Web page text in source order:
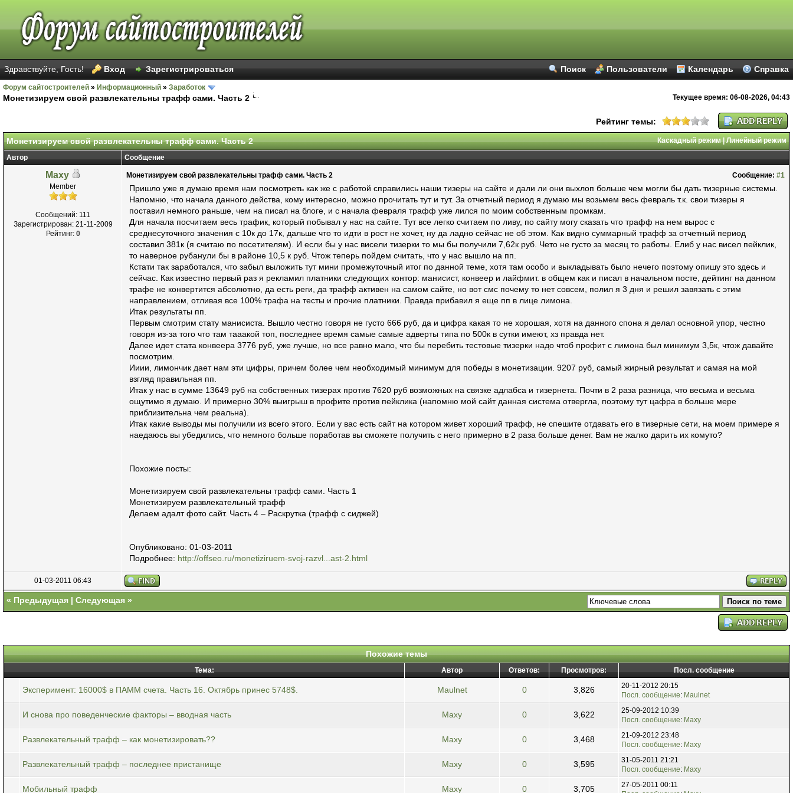
Поиск Пользователи Календарь Справка
Здравствуйте, Гость! Вход Зарегистрироваться
Форум сайтостроителей » Информационный » Заработок
Монетизируем свой развлекательны трафф сами. Часть 2 Текущее время: 06-08-2026, 04:43
Рейтинг темы:
Каскадный режим|Линейный режим
Монетизируем свой развлекательны трафф сами. Часть 2
Автор Сообщение
Maxy
Member
Сообщений: 111
Зарегистрирован: 21-11-2009
Рейтинг: 0
Сообщение: #1
Монетизируем свой развлекательны трафф сами. Часть 2
Пришло уже я думаю время нам посмотреть как же с работой справились наши тизеры на сайте и дали ли они выхлоп больше чем могли бы дать тизерные системы.
Напомню, что начала данного действа, кому интересно, можно прочитать тут и тут. За отчетный период я думаю мы возьмем весь февраль т.к. свои тизеры я
поставил немного раньше, чем на писал на блоге, и с начала февраля трафф уже лился по моим собственным промкам.
Для начала посчитаем весь трафик, который побывал у нас на сайте. Тут все легко считаем по ливу, по сайту могу сказать что трафф на нем вырос с
среднесуточного значения с 10к до 17к, дальше что то идти в рост не хочет, ну да ладно сейчас не об этом. Как видно суммарный трафф за отчетный период
составил 381к (я считаю по посетителям). И если бы у нас висели тизерки то мы бы получили 7,62к руб. Чето не густо за месяц то работы. Елиб у нас висел пейклик,
то наверное рубанули бы в районе 10,5 к руб. Чтож теперь пойдем считать, что у нас вышло на пп.
Кстати так заработался, что забыл выложить тут мини промежуточный итог по данной теме, хотя там особо и выкладывать было нечего поэтому опишу это здесь и
сейчас. Как известно первый раз я рекламил платники следующих контор: манисист, конвеер и лайфмит. в общем как и писал в начальном посте, дейтинг на данном
трафе не конвертится абсолютно, да есть реги, да трафф активен на самом сайте, но вот смс почему то нет совсем, полил я 3 дня и решил завязать с этим
направлением, отливая все 100% трафа на тесты и прочие платники. Правда прибавил я еще пп в лице лимона.
Итак результаты пп.
Первым смотрим стату манисиста. Вышло честно говоря не густо 666 руб, да и цифра какая то не хорошая, хотя на данного спона я делал основной упор, честно
говоря из-за того что там тааакой топ, последнее время самые самые адверты типа по 500к в сутки имеют, хз правда нет.
Далее идет стата конвеера 3776 руб, уже лучше, но все равно мало, что бы перебить тестовые тизерки надо чтоб профит с лимона был минимум 3,5к, чтож давайте
посмотрим.
Ииии, лимончик дает нам эти цифры, причем более чем необходимый минимум для победы в монетизации. 9207 руб, самый жирный результат и самая на мой
взгляд правильная пп.
Итак у нас в сумме 13649 руб на собственных тизерах против 7620 руб возможных на связке адлабса и тизернета. Почти в 2 раза разница, что весьма и весьма
ощутимо я думаю. И примерно 30% выигрыш в профите против пейклика (напомню мой сайт данная система отвергла, поэтому тут цафра в больше мере
приблизительна чем реальна).
Итак какие выводы мы получили из всего этого. Если у вас есть сайт на котором живет хороший трафф, не спешите отдавать его в тизерные сети, на моем примере я
наедаюсь вы убедились, что немного больше поработав вы сможете получить с него примерно в 2 раза больше денег. Вам не жалко дарить их комуто?
Похожие посты:
Монетизируем свой развлекательны трафф сами. Часть 1
Монетизируем развлекательный трафф
Делаем адалт фото сайт. Часть 4 – Раскрутка (трафф с сиджей)
Опубликовано: 01-03-2011
Подробнее: http://offseo.ru/monetiziruem-svoj-razvl...ast-2.html
01-03-2011 06:43
« Предыдущая | Следующая »
Похожие темы
Тема: Автор Ответов: Просмотров: Посл. сообщение
Эксперимент: 16000$ в ПАММ счета. Часть 16. Октябрь принес 5748$. Maulnet 0 3,826
20-11-2012 20:15
Посл. сообщение: Maulnet
И снова про поведенческие факторы – вводная часть Maxy 0 3,622
25-09-2012 10:39
Посл. сообщение: Maxy
Развлекательный трафф – как монетизировать?? Maxy 0 3,468
21-09-2012 23:48
Посл. сообщение: Maxy
Развлекательный трафф – последнее пристанище Maxy 0 3,595
31-05-2011 21:21
Посл. сообщение: Maxy
Мобильный трафф Maxy 0 3,705
27-05-2011 00:11